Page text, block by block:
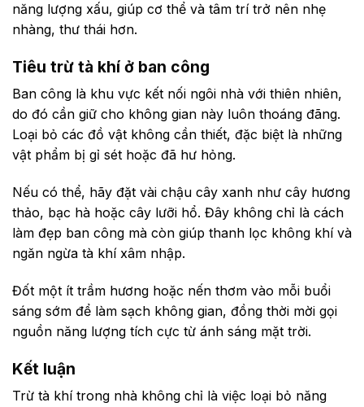
năng lượng xấu, giúp cơ thể và tâm trí trở nên nhẹ
nhàng, thư thái hơn.
Tiêu trừ tà khí ở ban công
Ban công là khu vực kết nối ngôi nhà với thiên nhiên,
do đó cần giữ cho không gian này luôn thoáng đãng.
Loại bỏ các đồ vật không cần thiết, đặc biệt là những
vật phẩm bị gỉ sét hoặc đã hư hỏng.
Nếu có thể, hãy đặt vài chậu cây xanh như cây hương
thảo, bạc hà hoặc cây lưỡi hổ. Đây không chỉ là cách
làm đẹp ban công mà còn giúp thanh lọc không khí và
ngăn ngừa tà khí xâm nhập.
Đốt một ít trầm hương hoặc nến thơm vào mỗi buổi
sáng sớm để làm sạch không gian, đồng thời mời gọi
nguồn năng lượng tích cực từ ánh sáng mặt trời.
Kết luận
Trừ tà khí trong nhà không chỉ là việc loại bỏ năng